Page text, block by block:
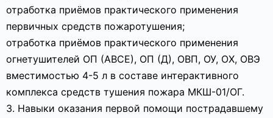
отработка приёмов практического применения
первичных средств пожаротушения;
отработка приёмов практического применения
огнетушителей ОП (АВСЕ), ОП (Д), ОВП, ОУ, ОХ, ОВЭ
вместимостью 4-5 л в составе интерактивного
комплекса средств тушения пожара МКШ-01/ОГ.
3. Навыки оказания первой помощи пострадавшему